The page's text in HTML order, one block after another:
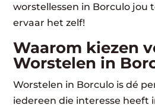
worstellessen in Borculo jou
ervaar het zelf!
Waarom kiezen
Worstelen in
Worstelen in Borculo is dé
iedereen die interesse heeft